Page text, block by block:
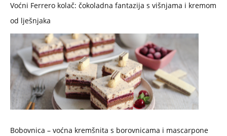
Voćni Ferrero kolač: čokoladna fantazija s višnjama i kremom
od lješnjaka
Bobovnica – voćna kremšnita s borovnicama i mascarpone